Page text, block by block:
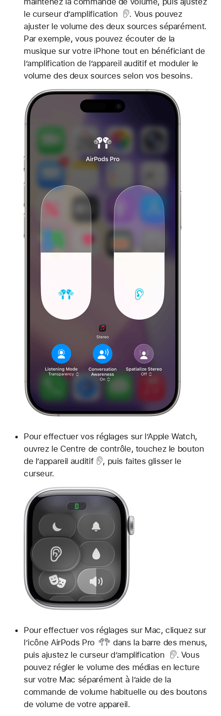
le curseur d’amplification
. Vous pouvez
ajuster le volume des deux sources séparément.
Par exemple, vous pouvez écouter de la
musique sur votre iPhone tout en bénéficiant de
l’amplification de l’appareil auditif et moduler le
volume des deux sources selon vos besoins.
Pour effectuer vos réglages sur l’Apple Watch,
ouvrez le Centre de contrôle, touchez le bouton
de l’appareil auditif
, puis faites glisser le
curseur.
Pour effectuer vos réglages sur Mac, cliquez sur
l’icône AirPods Pro
dans la barre des menus,
puis ajustez le curseur d’amplification
. Vous
pouvez régler le volume des médias en lecture
sur votre Mac séparément à l’aide de la
commande de volume habituelle ou des boutons
de volume de votre appareil.